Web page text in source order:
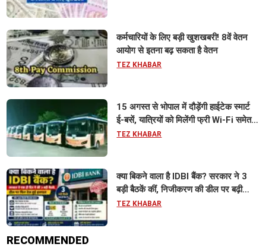
कर्मचारियों के लिए बड़ी खुशखबरी! 8वें वेतन
आयोग से इतना बढ़ सकता है वेतन
TEZ KHABAR
15 अगस्त से भोपाल में दौड़ेंगी हाईटेक स्मार्ट
ई-बसें, यात्रियों को मिलेंगी फ्री Wi-Fi समेत
आधुनिक सुविधा
TEZ KHABAR
क्या बिकने वाला है IDBI बैंक? सरकार ने 3
बड़ी बैठकें कीं, निजीकरण की डील पर बढ़ी
हलचल
TEZ KHABAR
RECOMMENDED